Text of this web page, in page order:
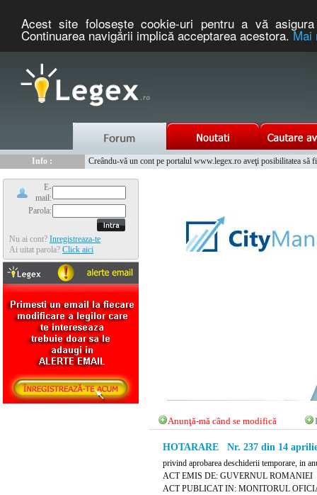
Acest site foloseşte cookie-uri pentru a vă
Continuarea navigării implică acceptarea acestora.Mai
Info :
Creându-vă un cont pe portalul www.legex.ro aveţi posibilitatea să
E-
mail:
Parola:
Nu ai cont? Inregistreaza-te
Ai uitat parola? Click aici
Anunţă-mă când se modifică
HOTARARE Nr. 237 din 14
privind aprobarea deschiderii temporare, in
ACT EMIS DE: GUVERNUL ROMANIEI
ACT PUBLICAT IN: MONITORUL